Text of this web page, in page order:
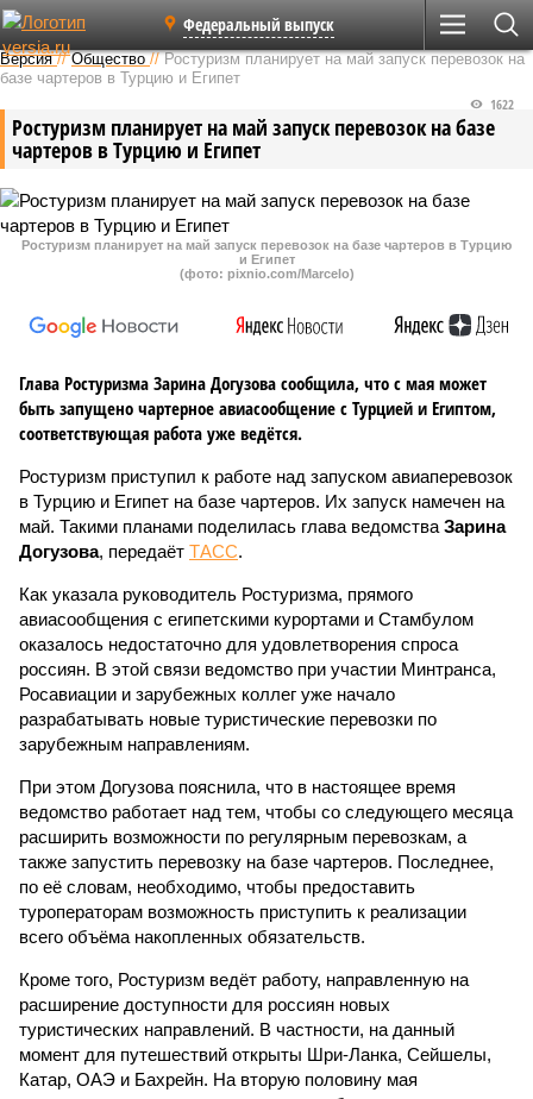
Федеральный выпуск
Версия //Общество //Ростуризм планирует на май запуск перевозок на
базе чартеров в Турцию и Египет
Ростуризм планирует на май запуск перевозок на базе
чартеров в Турцию и Египет
1622
Ростуризм планирует на май запуск перевозок на базе чартеров в Турцию
и Египет
(фото: pixnio.com/Marcelo)
Глава Ростуризма Зарина Догузова сообщила, что с мая может
быть запущено чартерное авиасообщение с Турцией и Египтом,
соответствующая работа уже ведётся.
Ростуризм приступил к работе над запуском авиаперевозок
в Турцию и Египет на базе чартеров. Их запуск намечен на
май. Такими планами поделилась глава ведомства Зарина
Догузова, передаёт ТАСС.
Как указала руководитель Ростуризма, прямого
авиасообщения с египетскими курортами и Стамбулом
оказалось недостаточно для удовлетворения спроса
россиян. В этой связи ведомство при участии Минтранса,
Росавиации и зарубежных коллег уже начало
разрабатывать новые туристические перевозки по
зарубежным направлениям.
При этом Догузова пояснила, что в настоящее время
ведомство работает над тем, чтобы со следующего месяца
расширить возможности по регулярным перевозкам, а
также запустить перевозку на базе чартеров. Последнее,
по её словам, необходимо, чтобы предоставить
туроператорам возможность приступить к реализации
всего объёма накопленных обязательств.
Кроме того, Ростуризм ведёт работу, направленную на
расширение доступности для россиян новых
туристических направлений. В частности, на данный
момент для путешествий открыты Шри-Ланка, Сейшелы,
Катар, ОАЭ и Бахрейн. На вторую половину мая